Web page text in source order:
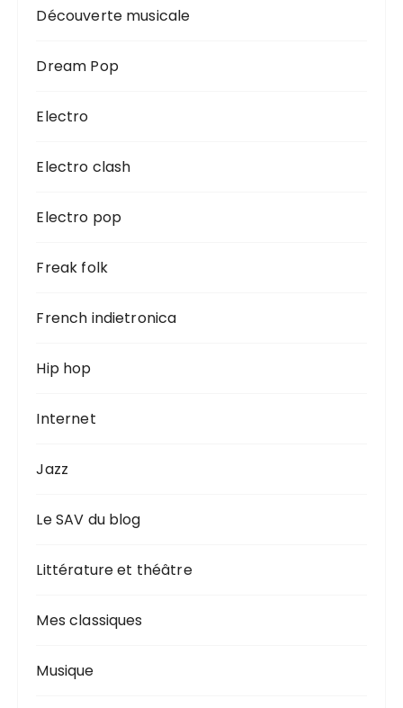
Découverte musicale
Dream Pop
Electro
Electro clash
Electro pop
Freak folk
French indietronica
Hip hop
Internet
Jazz
Le SAV du blog
Littérature et théâtre
Mes classiques
Musique